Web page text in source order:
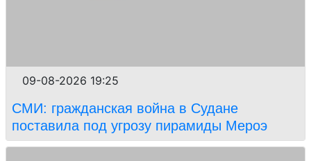
09-08-2026 19:25
СМИ: гражданская война в Судане
поставила под угрозу пирамиды Мероэ